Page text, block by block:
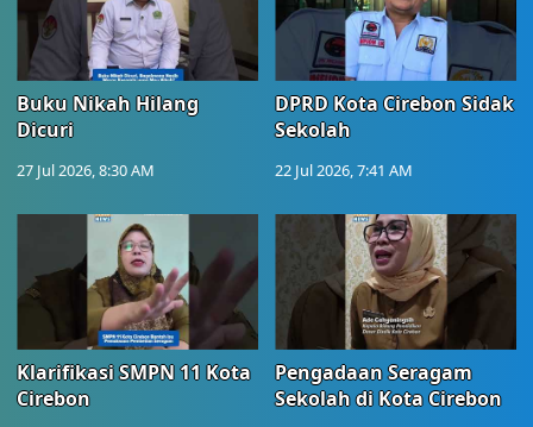
Buku Nikah Hilang
Dicuri
27 Jul 2026, 8:30 AM
DPRD Kota Cirebon Sidak
Sekolah
22 Jul 2026, 7:41 AM
Klarifikasi SMPN 11 Kota
Cirebon
Pengadaan Seragam
Sekolah di Kota Cirebon